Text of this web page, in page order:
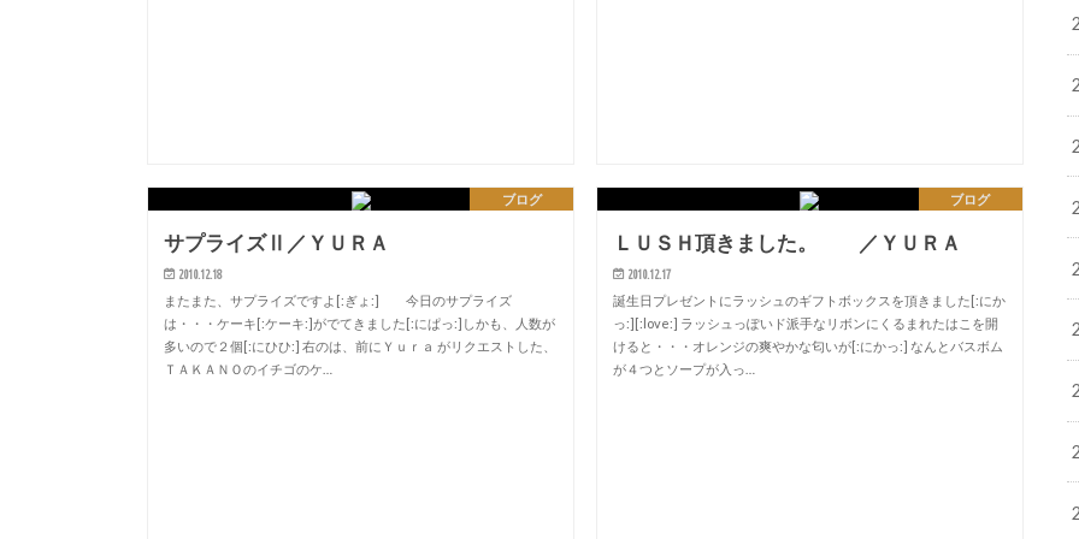
ブログ
サプライズⅡ／ＹＵＲＡ
2010.12.18
またまた、サプライズですよ[:ぎょ:] 今日のサプライズ
は・・・ケーキ[:ケーキ:]がでてきました[:にぱっ:]しかも、人数が
多いので２個[:にひひ:] 右のは、前にＹｕｒａ がリクエストした、
ＴＡＫＡＮＯのイチゴのケ…
ブログ
ＬＵＳＨ頂きました。 ／ＹＵＲＡ
2010.12.17
誕生日プレゼントにラッシュのギフトボックスを頂きました[:にか
っ:][:love:] ラッシュっぽいド派手なリボンにくるまれたはこを開
けると・・・オレンジの爽やかな匂いが[:にかっ:] なんとバスボム
が４つとソープが入っ…